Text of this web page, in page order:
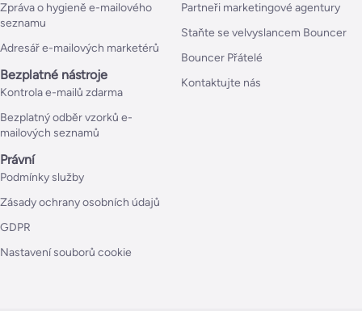
Zpráva o hygieně e-mailového
seznamu
Adresář e-mailových marketérů
Bezplatné nástroje
Kontrola e-mailů zdarma
Bezplatný odběr vzorků e-
mailových seznamů
Partneři marketingové agentury
Staňte se velvyslancem Bouncer
Bouncer Přátelé
Kontaktujte nás
Právní
Podmínky služby
Zásady ochrany osobních údajů
GDPR
Nastavení souborů cookie